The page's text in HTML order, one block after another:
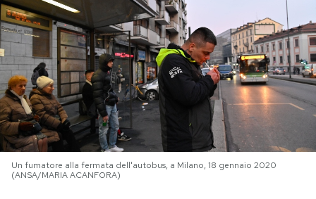
PODCAST
NEWSLETTER
I MIEI PREFERITI
SHOP
Un fumatore alla fermata dell'autobus, a Milano, 18 gennaio 2020
(ANSA/MARIA ACANFORA)